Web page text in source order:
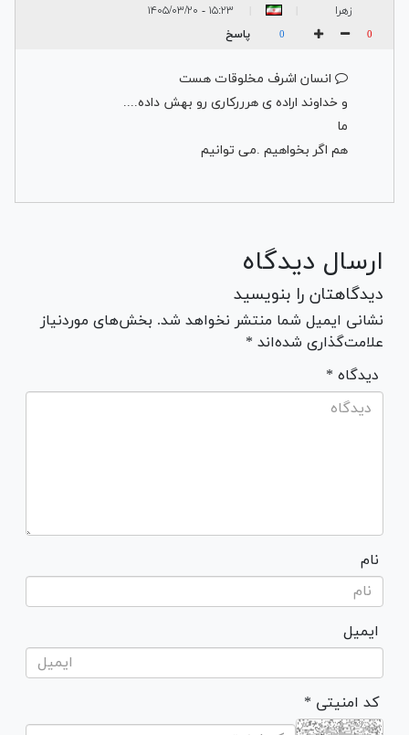
زهرا ۱۵:۲۳ - ۱۴۰۵/۰۳/۲۰
0
0 پاسخ
انسان اشرف مخلوقات هست
و خداوند اراده ی هرررکاری رو بهش داده....
ما
هم اگر بخواهیم .می توانیم
ارسال دیدگاه
دیدگاهتان را بنویسید
نشانی ایمیل شما منتشر نخواهد شد. بخش‌های موردنیاز
علامت‌گذاری شده‌اند *
* دیدگاه
نام
ایمیل
* کد امنیتی